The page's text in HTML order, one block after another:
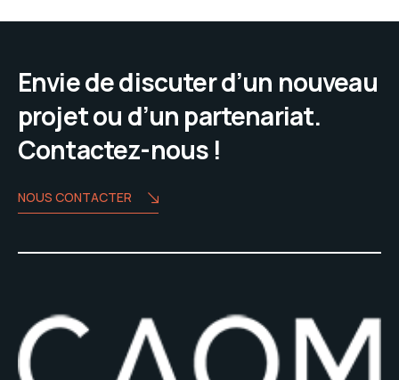
Envie de discuter d’un nouveau
projet ou d’un partenariat.
Contactez-nous !
NOUS CONTACTER